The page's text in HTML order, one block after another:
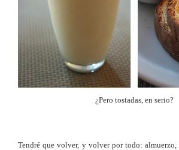
¿Pero tostadas, en serio?
Tendré que volver, y volver por todo: almuerzo,